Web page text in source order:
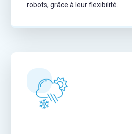
robots, grâce à leur flexibilité.